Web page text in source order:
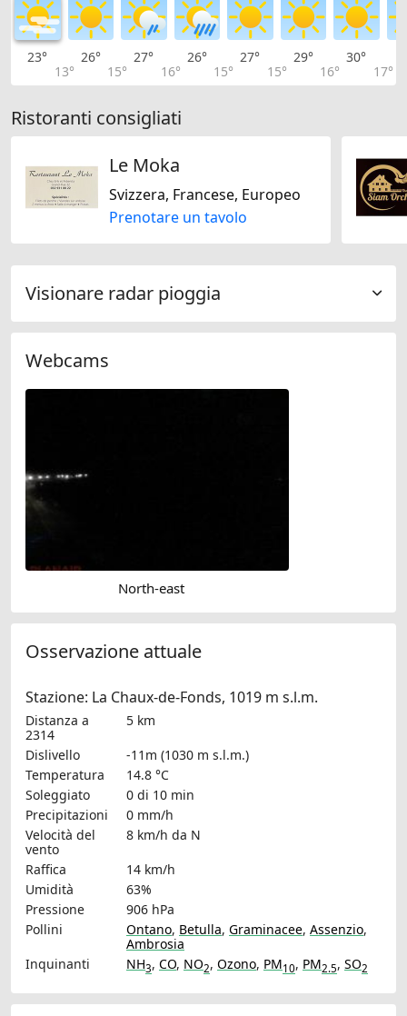
23°
13°
26°
15°
27°
16°
26°
15°
27°
15°
29°
16°
30°
17°
Ristoranti consigliati
Le Moka
Svizzera, Francese, Europeo
Prenotare un tavolo
Visionare radar pioggia
Webcams
North-east
Osservazione attuale
Stazione: La Chaux-de-Fonds, 1019 m s.l.m.
Distanza a
2314
5 km
Dislivello
-11m (1030 m s.l.m.)
Temperatura
14.8 °C
Soleggiato
0 di 10 min
Precipitazioni
0 mm/h
Velocità del
vento
8 km/h da N
Raffica
14 km/h
Umidità
63%
Pressione
906 hPa
Pollini
Ontano, Betulla, Graminacee, Assenzio,
Ambrosia
Inquinanti
NH3, CO, NO2, Ozono, PM10, PM2.5, SO2